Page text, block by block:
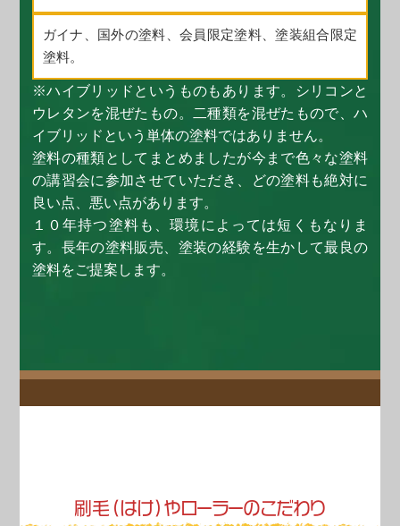
ガイナ、国外の塗料、会員限定塗料、塗装組合限定
塗料。
※ハイブリッドというものもあります。シリコンと
ウレタンを混ぜたもの。二種類を混ぜたもので、ハ
イブリッドという単体の塗料ではありません。
塗料の種類としてまとめましたが今まで色々な塗料
の講習会に参加させていただき、どの塗料も絶対に
良い点、悪い点があります。
１０年持つ塗料も、環境によっては短くもなりま
す。長年の塗料販売、塗装の経験を生かして最良の
塗料をご提案します。
刷 毛 （ はけ） や ローラーのこだわり